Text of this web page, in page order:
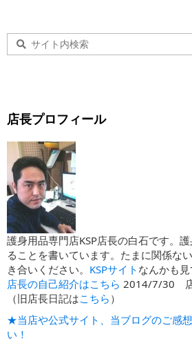
店長プロフィール
護身用品専門店KSP店長の白石です。
ることを書いています。たまに関係な
き合いください。 KSPサイト なんかも見
店長の自己紹介はこちら 2014/7/30 店
（旧店長日記はこちら ）
★当店や公式サイト、当ブログのご感
い！